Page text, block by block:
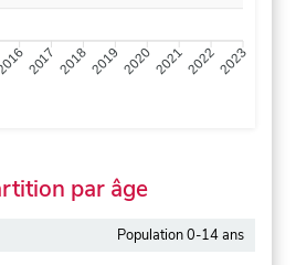
2017 20182019 2020202120222023
par âge
Population 0-14 ans